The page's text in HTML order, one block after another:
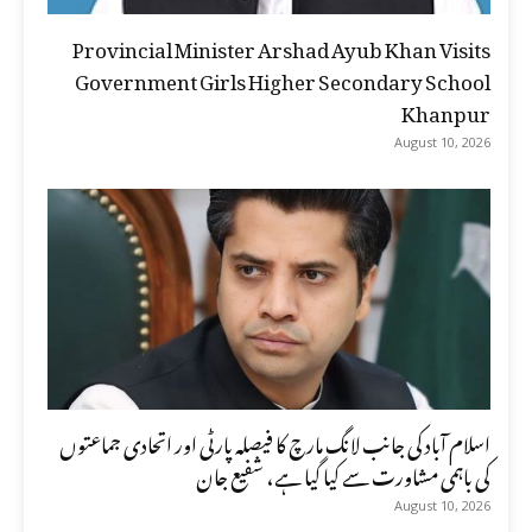
Provincial Minister Arshad Ayub Khan Visits
Government Girls Higher Secondary School
Khanpur
August 10, 2026
اسلام آباد کی جانب لانگ مارچ کا فیصلہ پارٹی اور اتحادی جماعتوں
کی باہمی مشاورت سے کیا گیا ہے، شفیع جان
August 10, 2026